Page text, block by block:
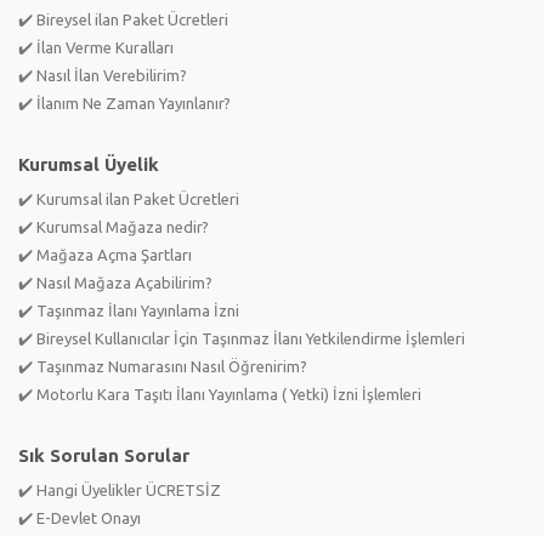
✔️ Bireysel ilan Paket Ücretleri
✔️ İlan Verme Kuralları
✔️ Nasıl İlan Verebilirim?
✔️ İlanım Ne Zaman Yayınlanır?
Kurumsal Üyelik
✔️ Kurumsal ilan Paket Ücretleri
✔️ Kurumsal Mağaza nedir?
✔️ Mağaza Açma Şartları
✔️ Nasıl Mağaza Açabilirim?
✔️ Taşınmaz İlanı Yayınlama İzni
✔️ Bireysel Kullanıcılar İçin Taşınmaz İlanı Yetkilendirme İşlemleri
✔️ Taşınmaz Numarasını Nasıl Öğrenirim?
✔️ Motorlu Kara Taşıtı İlanı Yayınlama ( Yetki) İzni İşlemleri
Sık Sorulan Sorular
✔️ Hangi Üyelikler ÜCRETSİZ
✔️ E-Devlet Onayı